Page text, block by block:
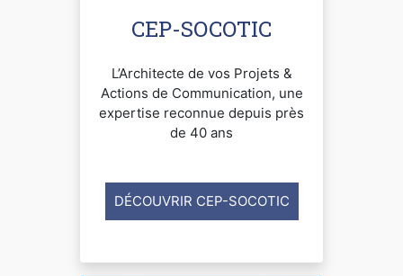
CEP-SOCOTIC
L’Architecte de vos Projets &
Actions de Communication, une
expertise reconnue depuis près
de 40 ans
DÉCOUVRIR CEP-SOCOTIC